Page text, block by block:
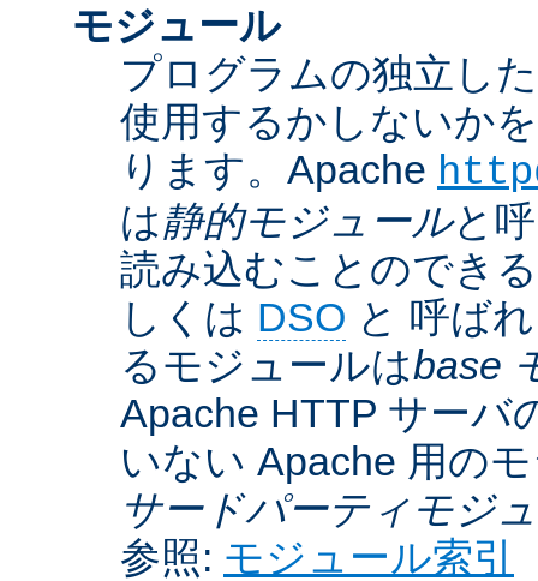
モジュール
プログラムの独立し
使用するかしないか
ります。Apache
は静的モジュールと
読み込むことのでき
しくは DSO と 呼ば
るモジュールはbase
Apache HTTP サーバ
いない Apache 用の
サードパーティモジ
参照: モジュール索引